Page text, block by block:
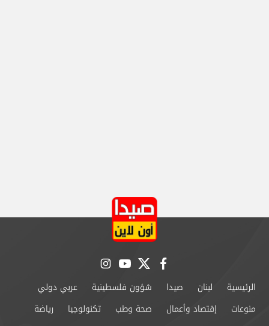
facebook
twitter
youtube
instagram
الرئيسية لبنان صيدا شؤون فلسطينية
عربي دولي
منوعات
إقتصاد وأعمال صحة وطب تكنولوجيا
رياضة